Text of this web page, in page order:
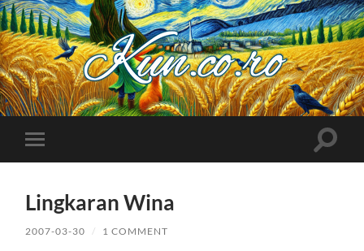
Kuncoro++
Toggle
mobile
Toggle
Lingkaran Wina
2007-03-30 / 1 COMMENT